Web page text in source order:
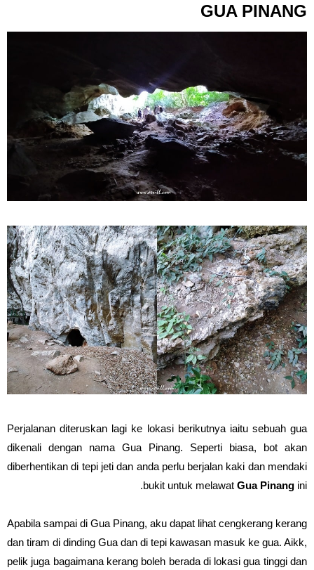
GUA PINANG
Perjalanan diteruskan lagi ke lokasi berikutnya iaitu sebuah gua
dikenali dengan nama Gua Pinang. Seperti biasa, bot akan
diberhentikan di tepi jeti dan anda perlu berjalan kaki dan mendaki
bukit untuk melawat Gua Pinang ini.
Apabila sampai di Gua Pinang, aku dapat lihat cengkerang kerang
dan tiram di dinding Gua dan di tepi kawasan masuk ke gua. Aikk,
pelik juga bagaimana kerang boleh berada di lokasi gua tinggi dan